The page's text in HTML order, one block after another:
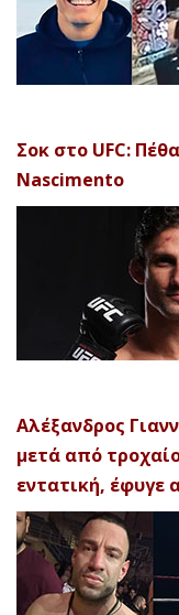
Σοκ στο UFC:
Nascimento
Αλέξανδρος
μετά από
εντατική, έφυγε